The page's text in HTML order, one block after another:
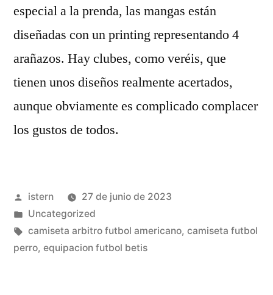
especial a la prenda, las mangas están
diseñadas con un printing representando 4
arañazos. Hay clubes, como veréis, que
tienen unos diseños realmente acertados,
aunque obviamente es complicado complacer
los gustos de todos.
Publicado
por
istern
27 de junio de 2023
Publicado
en
Uncategorized
Etiquetas:
camiseta arbitro futbol americano, camiseta futbol
perro, equipacion futbol betis